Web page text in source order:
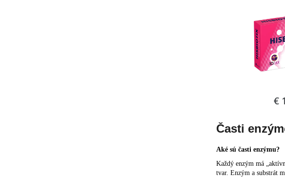
Časti
Aké sú časti enzýmu?
Každý enzým má
tvar. Enzým a substrát